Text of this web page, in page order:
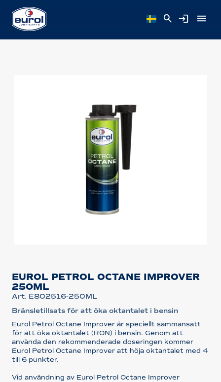
EUROL PETROL OCTANE IMPROVER
250ML
Art. E802516-250ML
Bränsletillsats för att öka oktantalet i bensin
Eurol Petrol Octane Improver är speciellt sammansatt
för att öka oktantalet (RON) i bensin. Genom att
använda den rekommenderade doseringen kommer
Eurol Petrol Octane Improver att höja oktantalet med 4
till 6 punkter.
Vid användning av Eurol Petrol Octane Improver